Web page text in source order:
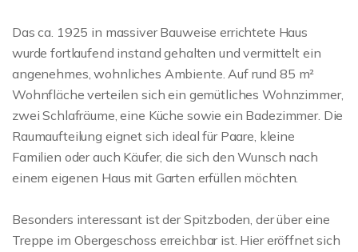
Das ca. 1925 in massiver Bauweise errichtete Haus
wurde fortlaufend instand gehalten und vermittelt ein
angenehmes, wohnliches Ambiente. Auf rund 85 m²
Wohnfläche verteilen sich ein gemütliches Wohnzimmer,
zwei Schlafräume, eine Küche sowie ein Badezimmer. Die
Raumaufteilung eignet sich ideal für Paare, kleine
Familien oder auch Käufer, die sich den Wunsch nach
einem eigenen Haus mit Garten erfüllen möchten.
Besonders interessant ist der Spitzboden, der über eine
Treppe im Obergeschoss erreichbar ist. Hier eröffnet sich